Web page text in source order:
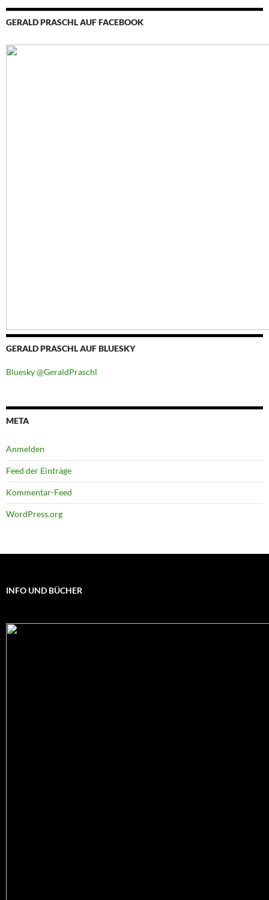
GERALD PRASCHL AUF FACEBOOK
GERALD PRASCHL AUF BLUESKY
Bluesky @GeraldPraschl
META
Anmelden
Feed der Einträge
Kommentar-Feed
WordPress.org
INFO UND BÜCHER